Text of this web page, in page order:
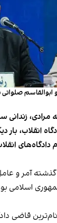
صلواتی
مرادی،
انقلاب، بار
در طول ۴۶ سال گذشته
اسلامی
قاضی